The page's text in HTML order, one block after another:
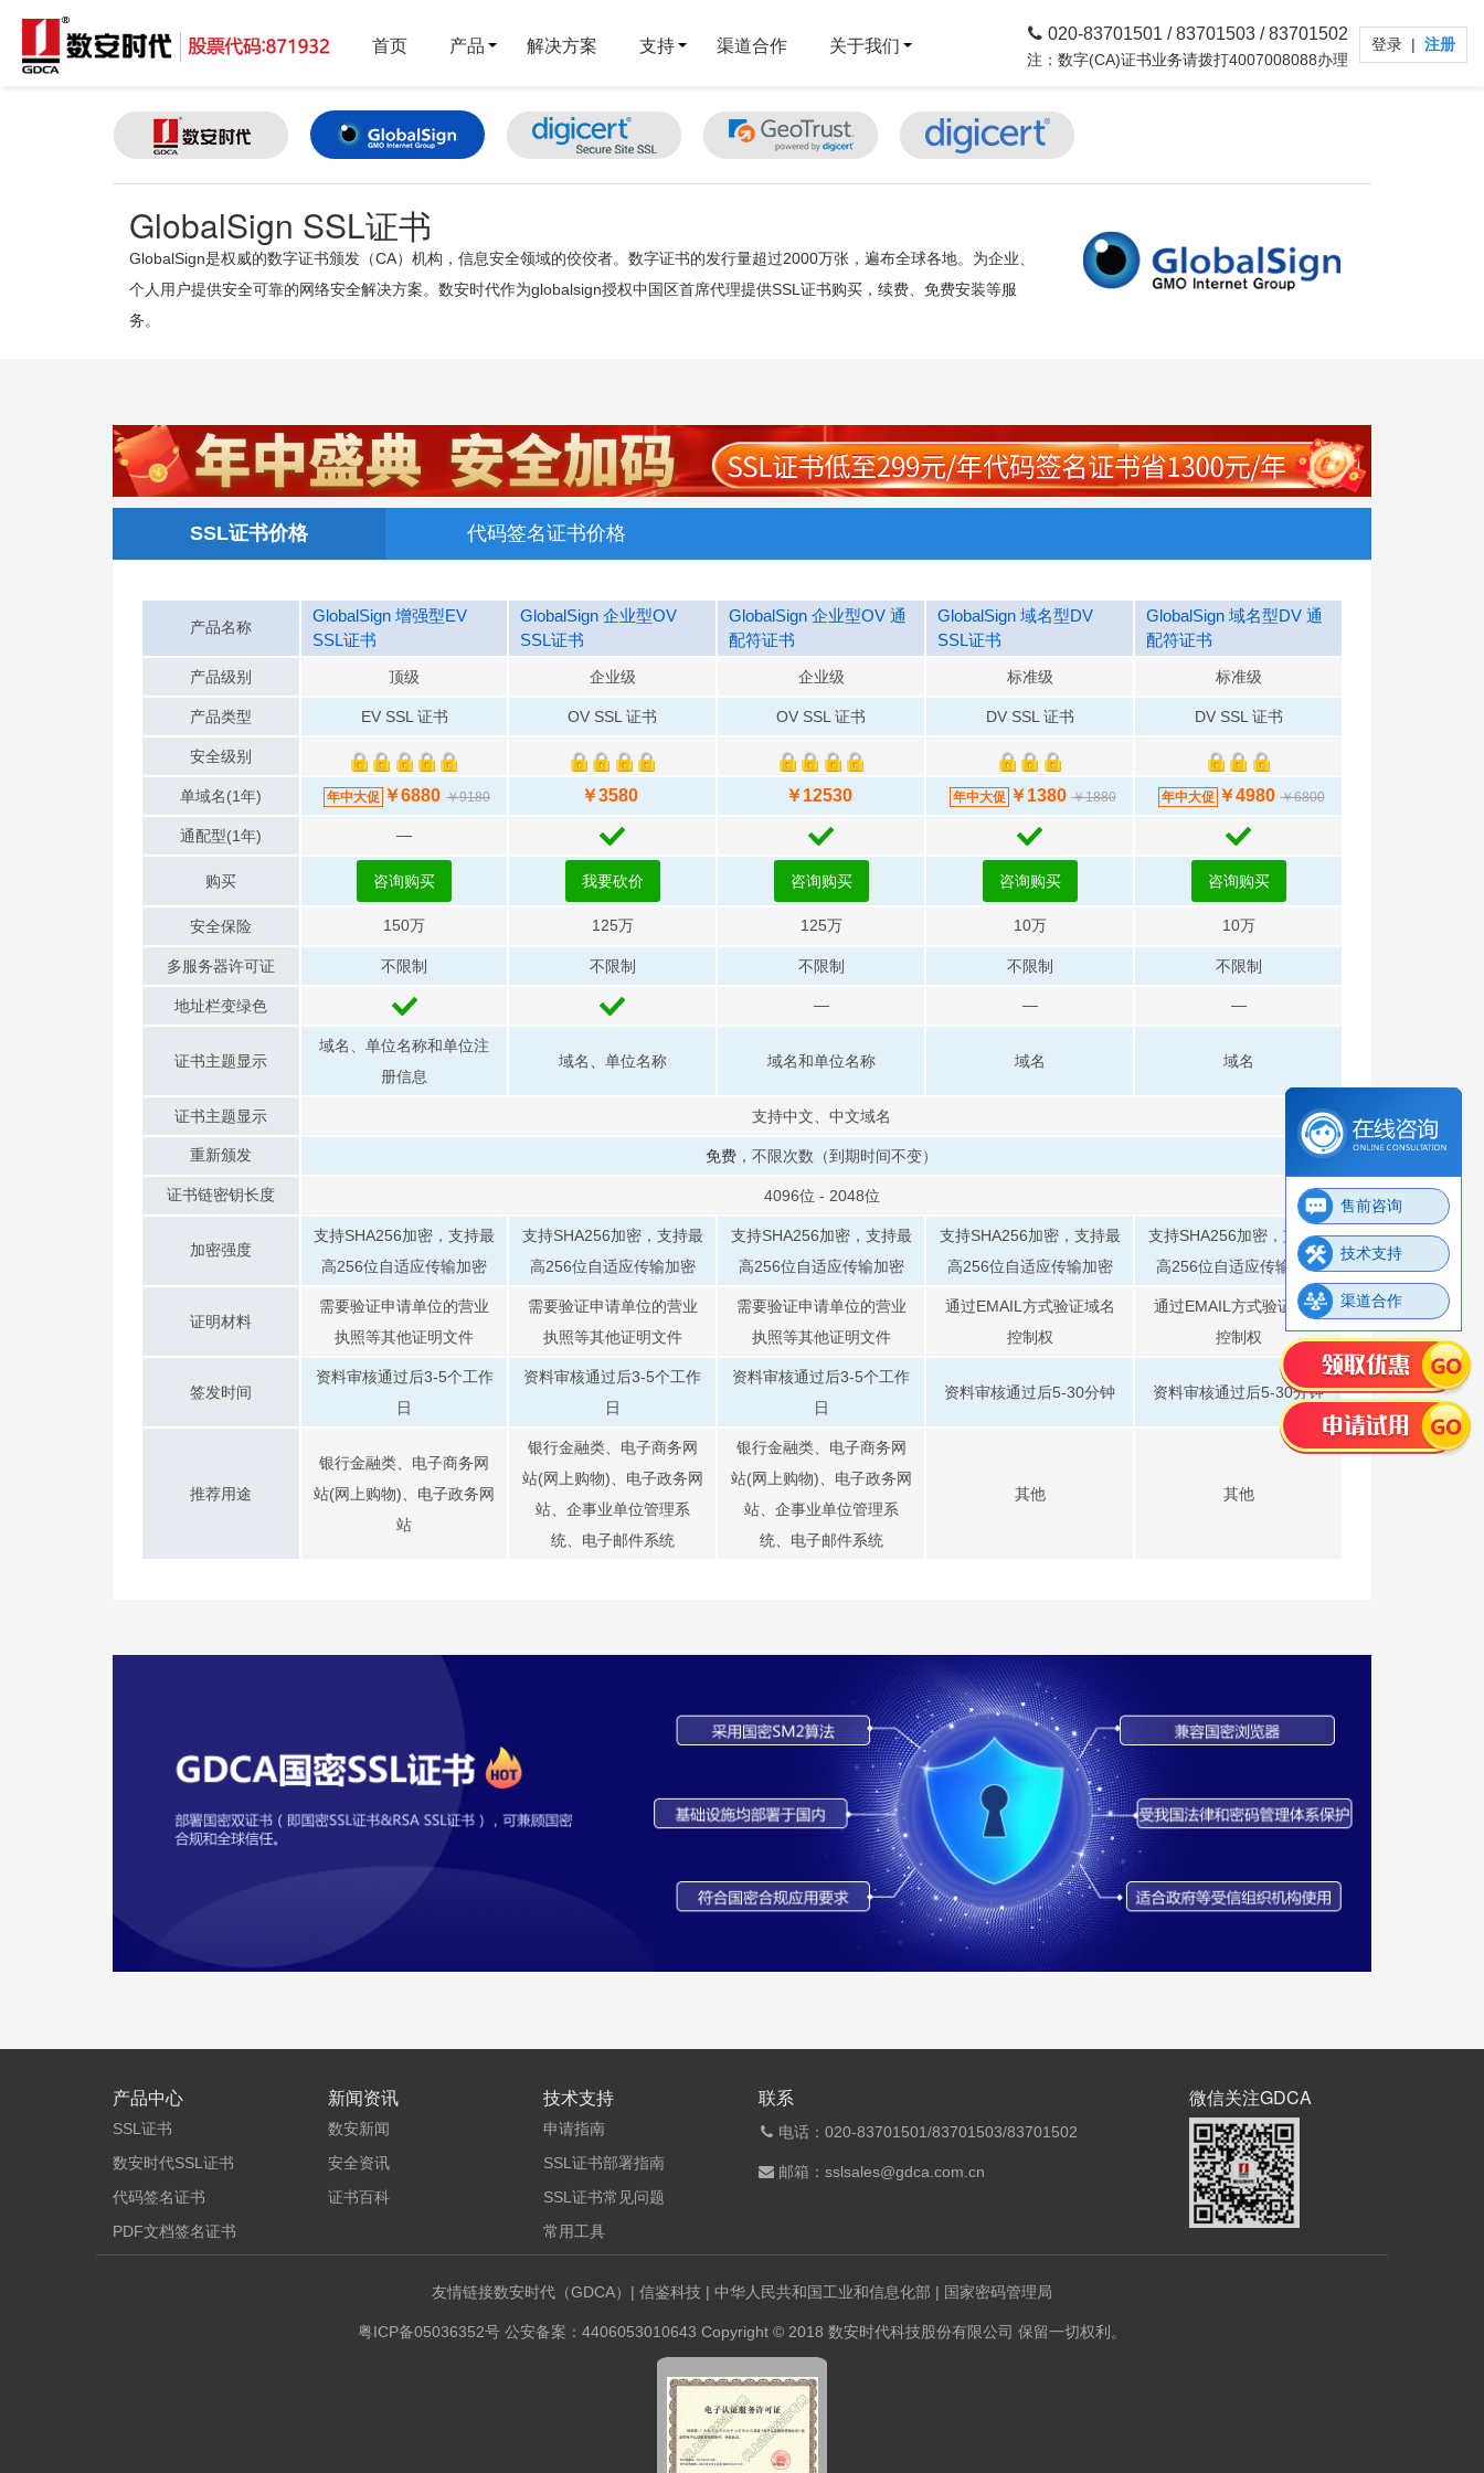
售前咨询
技术支持
渠道合作
首页 产品 解决方案 支持 渠道合作 关于我们
020-83701501 / 83701503 / 83701502
注：数字(CA)证书业务请拨打4007008088办理
登录 | 注册
GlobalSign SSL证书
GlobalSign是权威的数字证书颁发（CA）机构，信息安全领域的佼佼者。数字证书的发行量超过2000万张，遍布全球各地。为企业、
个人用户提供安全可靠的网络安全解决方案。数安时代作为globalsign授权中国区首席代理提供SSL证书购买，续费、免费安装等服
务。
SSL证书价格 代码签名证书价格
产品名称
GlobalSign 增强型EV
SSL证书
GlobalSign 企业型OV
SSL证书
GlobalSign 企业型OV 通
配符证书
GlobalSign 域名型DV
SSL证书
GlobalSign 域名型DV 通
配符证书
产品级别 顶级 企业级 企业级 标准级 标准级
产品类型 EV SSL 证书 OV SSL 证书 OV SSL 证书 DV SSL 证书 DV SSL 证书
安全级别
单域名(1年) 年中大促 ￥6880 ￥9180 ￥3580 ￥12530 年中大促 ￥1380 ￥1880 年中大促 ￥4980 ￥6800
通配型(1年) —
购买 咨询购买 我要砍价 咨询购买 咨询购买 咨询购买
安全保险 150万 125万 125万 10万 10万
多服务器许可证 不限制 不限制 不限制 不限制 不限制
地址栏变绿色 — — —
证书主题显示
域名、单位名称和单位注
册信息
域名、单位名称 域名和单位名称 域名 域名
证书主题显示 支持中文、中文域名
重新颁发 免费 ，不限次数（到期时间不变）
证书链密钥长度 4096位 - 2048位
加密强度
支持SHA256加密，支持最
高256位自适应传输加密
支持SHA256加密，支持最
高256位自适应传输加密
支持SHA256加密，支持最
高256位自适应传输加密
支持SHA256加密，支持最
高256位自适应传输加密
支持SHA256加密，支持最
高256位自适应传输加密
证明材料
需要验证申请单位的营业
执照等其他证明文件
需要验证申请单位的营业
执照等其他证明文件
需要验证申请单位的营业
执照等其他证明文件
通过EMAIL方式验证域名
控制权
通过EMAIL方式验证域名
控制权
签发时间
资料审核通过后3-5个工作
日
资料审核通过后3-5个工作
日
资料审核通过后3-5个工作
日
资料审核通过后5-30分钟 资料审核通过后5-30分钟
推荐用途
银行金融类、电子商务网
站(网上购物)、电子政务网
站
银行金融类、电子商务网
站(网上购物)、电子政务网
站、企事业单位管理系
统、电子邮件系统
银行金融类、电子商务网
站(网上购物)、电子政务网
站、企事业单位管理系
统、电子邮件系统
其他 其他
产品中心
SSL证书
数安时代SSL证书
代码签名证书
PDF文档签名证书
新闻资讯
数安新闻
安全资讯
证书百科
技术支持
申请指南
SSL证书部署指南
SSL证书常见问题
常用工具
联系
电话：020-83701501/83701503/83701502
邮箱：sslsales@gdca.com.cn
微信关注GDCA
友情链接数安时代（GDCA） | 信鉴科技 | 中华人民共和国工业和信息化部 | 国家密码管理局
粤ICP备05036352号 公安备案：4406053010643 Copyright © 2018 数安时代科技股份有限公司 保留一切权利。